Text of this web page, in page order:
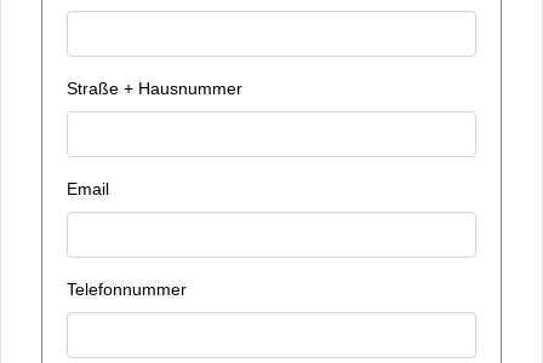
Straße + Hausnummer
Email
Telefonnummer